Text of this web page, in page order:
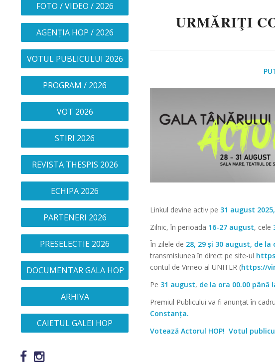
FOTO / VIDEO / 2026
AGENȚIA HOP / 2026
VOTUL PUBLICULUI 2026
PROGRAM / 2026
VOT 2026
STIRI 2026
REVISTA THESPIS 2026
ECHIPA 2026
PARTENERI 2026
PRESELECTIE 2026
DOCUMENTAR GALA HOP
ARHIVA
CAIETUL GALEI HOP
URMĂRIŢI
Linkul devine activ pe 31 august
Zilnic, în perioada 16-27 august, cele
În zilele de 28, 29 și 30 august, de la
transmisiunea în direct pe site-ul
contul de Vimeo al UNITER (https://
Pe 31 august, de la ora 00.00 până
Premiul Publicului va fi anunțat în
Constanța.
Votează Actorul HOP! Votul